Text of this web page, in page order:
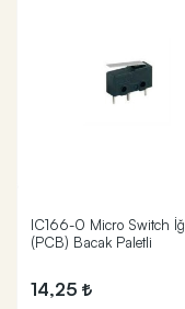
IC166-0 Micro Switch
(PCB) Bacak Paletli
14,25